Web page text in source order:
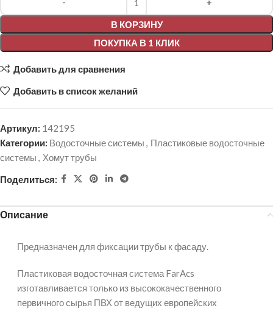
В КОРЗИНУ
ПОКУПКА В 1 КЛИК
Добавить для сравнения
Добавить в список желаний
Артикул: 142195
Категории: Водосточные системы , Пластиковые водосточные
системы , Хомут трубы
Поделиться:
Описание
Предназначен для фиксации трубы к фасаду.
Пластиковая водосточная система FarAcs
изготавливается только из высококачественного
первичного сырья ПВХ от ведущих европейских